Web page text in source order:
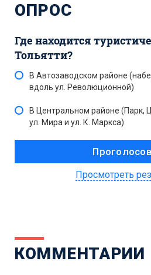
ОПРОС
Где находится
Тольятти?
В Автозаводском районе
вдоль ул. Революционной)
В Центральном районе (Парк,
ул. Мира и ул. К. Маркса)
Просмотреть
КОММЕНТАРИИ